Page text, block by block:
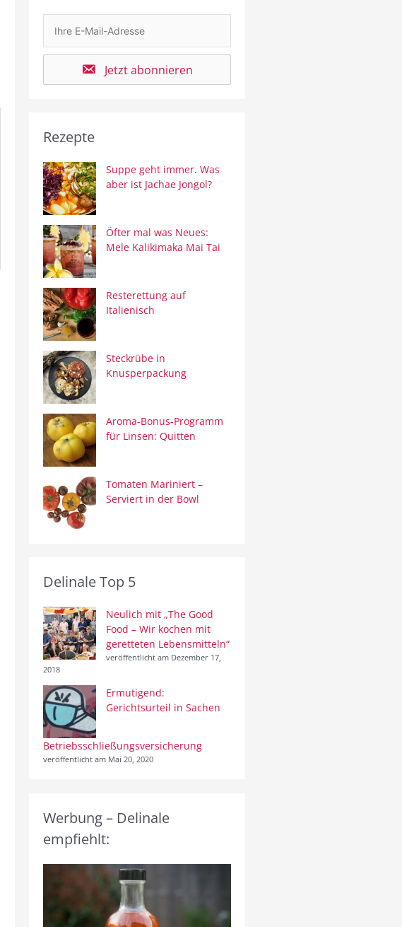
Jetzt abonnieren
Rezepte
Suppe geht immer. Was
aber ist Jachae Jongol?
Öfter mal was Neues:
Mele Kalikimaka Mai Tai
Resterettung auf
Italienisch
Steckrübe in
Knusperpackung
Aroma-Bonus-Programm
für Linsen: Quitten
Tomaten Mariniert –
Serviert in der Bowl
Delinale Top 5
Neulich mit „The Good
Food – Wir kochen mit
geretteten Lebensmitteln“
veröffentlicht am Dezember 17,
2018
Ermutigend:
Gerichtsurteil in Sachen
Betriebsschließungsversicherung
veröffentlicht am Mai 20, 2020
Werbung – Delinale
empfiehlt: